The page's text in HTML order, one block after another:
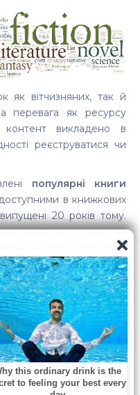
як вітчизняних, так й
перевага як ресурсу
викладено в
реєструватися чи
популярні книги
доступними в книжкових
20 років тому.
книги в пошуку, чи
увагу, що деякі
до суміжних
«Пригодницькі книги».